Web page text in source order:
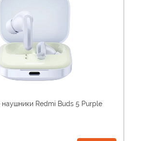
наушники Redmi Buds 5 Purple